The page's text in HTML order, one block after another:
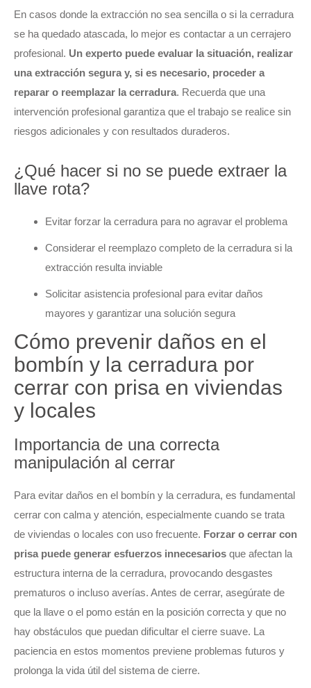
En casos donde la extracción no sea sencilla o si la cerradura
se ha quedado atascada, lo mejor es contactar a un cerrajero
profesional. Un experto puede evaluar la situación, realizar
una extracción segura y, si es necesario, proceder a
reparar o reemplazar la cerradura. Recuerda que una
intervención profesional garantiza que el trabajo se realice sin
riesgos adicionales y con resultados duraderos.
¿Qué hacer si no se puede extraer la
llave rota?
Evitar forzar la cerradura para no agravar el problema
Considerar el reemplazo completo de la cerradura si la
extracción resulta inviable
Solicitar asistencia profesional para evitar daños
mayores y garantizar una solución segura
Cómo prevenir daños en el
bombín y la cerradura por
cerrar con prisa en viviendas
y locales
Importancia de una correcta
manipulación al cerrar
Para evitar daños en el bombín y la cerradura, es fundamental
cerrar con calma y atención, especialmente cuando se trata
de viviendas o locales con uso frecuente. Forzar o cerrar con
prisa puede generar esfuerzos innecesarios que afectan la
estructura interna de la cerradura, provocando desgastes
prematuros o incluso averías. Antes de cerrar, asegúrate de
que la llave o el pomo están en la posición correcta y que no
hay obstáculos que puedan dificultar el cierre suave. La
paciencia en estos momentos previene problemas futuros y
prolonga la vida útil del sistema de cierre.